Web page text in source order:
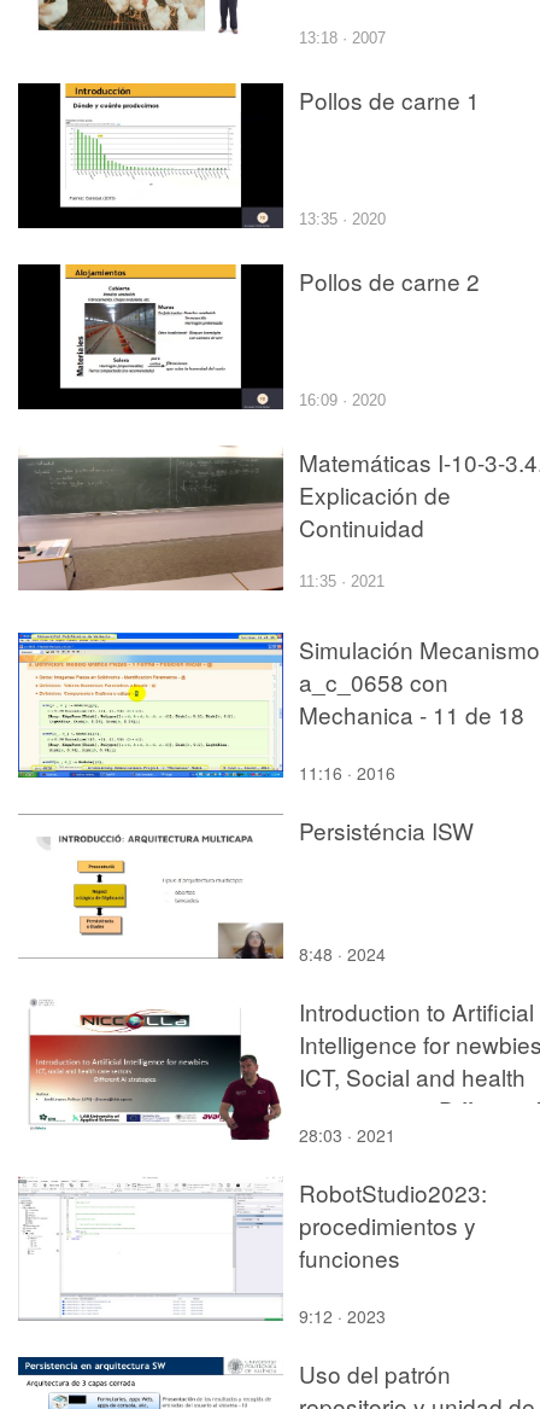
13:18 · 2007
Pollos de carne 1
13:35 · 2020
Pollos de carne 2
16:09 · 2020
Matemáticas I-10-3-
Explicación de
Continuidad
11:35 · 2021
Simulación Mecanismo
a_c_0658 con
Mechanica - 11 de 18
11:16 · 2016
Persisténcia ISW
8:48 · 2024
Introduction to Artificial
Intelligence for
ICT, Social and health
care sectors: Different
strategies
28:03 · 2021
RobotStudio2023:
procedimientos y
funciones
9:12 · 2023
Uso del patrón